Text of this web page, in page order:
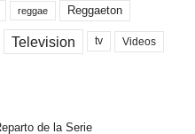
reggae Reggaeton
Television tv Videos
de la Serie